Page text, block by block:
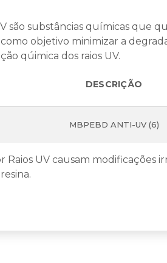
são substâncias químicas que
objetivo minimizar a
qúimica dos raios UV.
DESCRIÇÃO
MBPEBD ANTI-UV (6)
Raios UV causam modificações